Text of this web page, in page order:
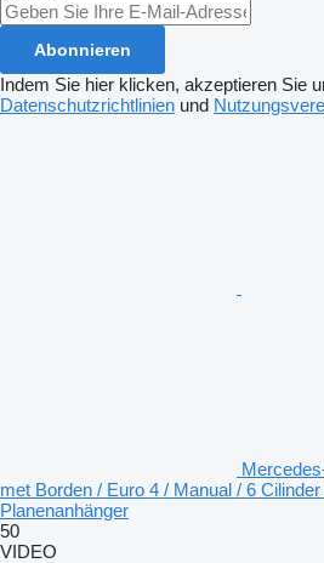
Abonnieren
Indem Sie hier klicken, akzeptieren Sie
Datenschutzrichtlinien und
met Borden / Euro 4 / Manual / 6
Planenanhänger
50
VIDEO